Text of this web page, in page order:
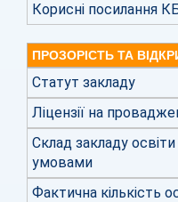
Корисні посилання
ПРОЗОРІСТЬ ТА
Статут закладу
Ліцензії на
Склад закладу освіти
умовами
Фактична кількість